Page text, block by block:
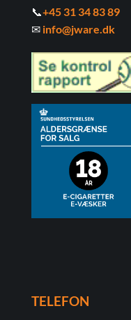
📞+45 31 34 83 89
✉ info@jware.dk
TELEFON